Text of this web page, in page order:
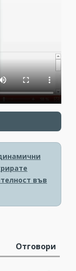
във
Отговори